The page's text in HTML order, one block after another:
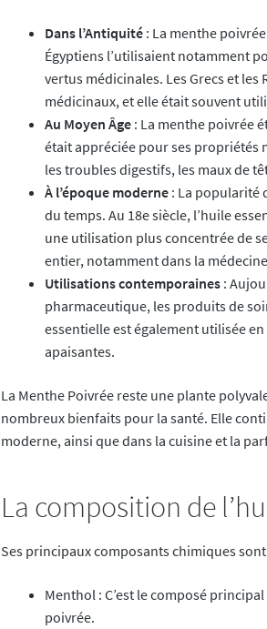
Dans l’Antiquité: La menthe
Égyptiens l’utilisaient notamment
vertus médicinales. Les Grecs et
médicinaux, et elle était souvent
Au Moyen Âge: La menthe poivrée
était appréciée pour ses propriétés
les troubles digestifs, les maux de
À l’époque moderne: La popularité
du temps. Au 18e siècle, l’huile
une utilisation plus concentrée de
entier, notamment dans la
Utilisations contemporaines:
pharmaceutique, les produits de
essentielle est également utilisée
apaisantes.
La Menthe Poivrée reste une plante
nombreux bienfaits pour la santé. Elle
moderne, ainsi que dans la cuisine et la
La composition de
Ses principaux composants chimiques sont
Menthol : C’est le composé
poivrée.